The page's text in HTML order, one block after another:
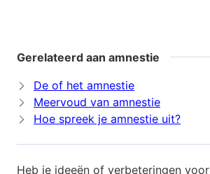
Gerelateerd aan amnestie
De of het amnestie
Meervoud van amnestie
Hoe spreek je amnestie uit?
Heb je ideeën of verbeteringen voor